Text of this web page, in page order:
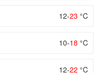
12-23 °C
10-18 °C
12-22 °C